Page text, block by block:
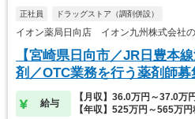
正社員 ドラッグストア（調剤併設）
イオン薬局日向店 イオン九州株式会社
【宮崎県日向市／JR日豊本
剤／OTC業務を行う薬剤師募
給与
【月収】36.0万円～37.0万
【年収】525万円～565万